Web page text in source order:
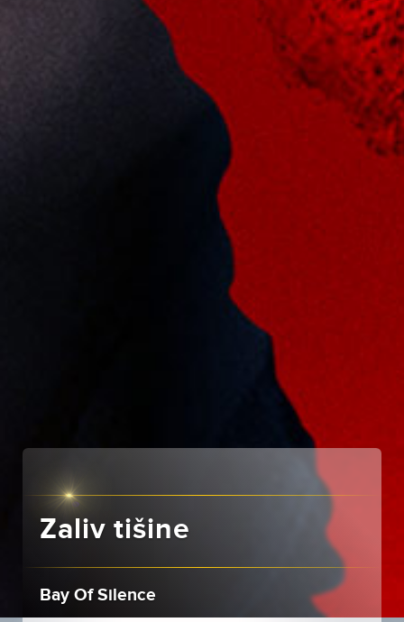
Zaliv tišine
Bay Of Silence